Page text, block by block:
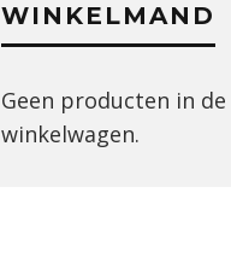
WINKELMAND
Geen producten in de
winkelwagen.